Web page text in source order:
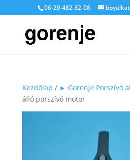
06-20-482-32-08
Kezdőlap / ► Gorenje Porszívó
álló porszívó motor